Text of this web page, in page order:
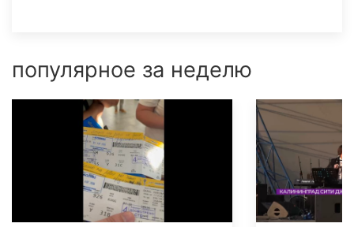
популярное за неделю